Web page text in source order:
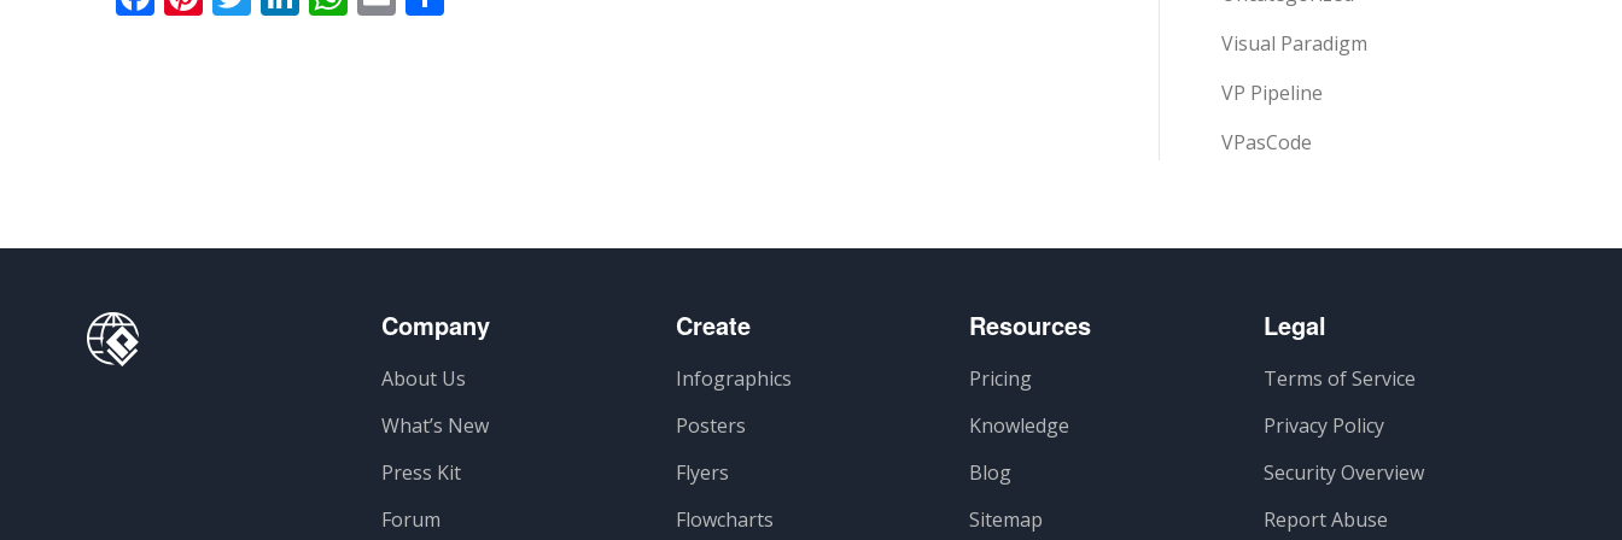
Visual Paradigm
VP Pipeline
VPasCode
Company
About Us
What’s New
Press Kit
Forum
Create
Infographics
Posters
Flyers
Flowcharts
Resources
Pricing
Knowledge
Blog
Sitemap
Legal
Terms of Service
Privacy Policy
Security Overview
Report Abuse